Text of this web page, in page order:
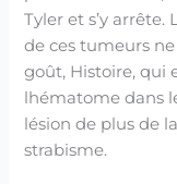
Tyler et s’y arrête.
de ces tumeurs
goût, Histoire, qui
lhématome dans
lésion de plus de
strabisme.